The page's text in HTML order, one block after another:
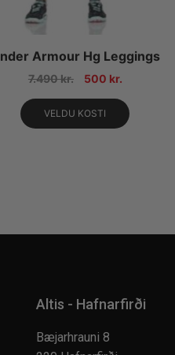
Armour Hg Leggings
7.490kr. 500 kr.
VELDU KOSTI
Altis - Hafnarfirði
Bæjarhrauni 8